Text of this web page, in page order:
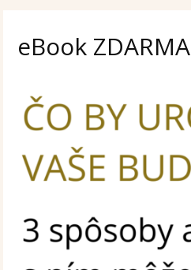
eBook ZDARMA